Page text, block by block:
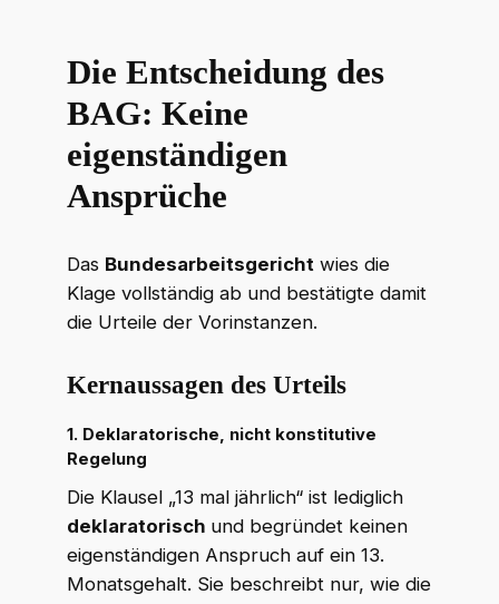
Die Entscheidung des
BAG: Keine
eigenständigen
Ansprüche
Das Bundesarbeitsgericht wies die
Klage vollständig ab und bestätigte damit
die Urteile der Vorinstanzen.
Kernaussagen des Urteils
1. Deklaratorische, nicht konstitutive
Regelung
Die Klausel „13 mal jährlich“ ist lediglich
deklaratorisch und begründet keinen
eigenständigen Anspruch auf ein 13.
Monatsgehalt. Sie beschreibt nur, wie die